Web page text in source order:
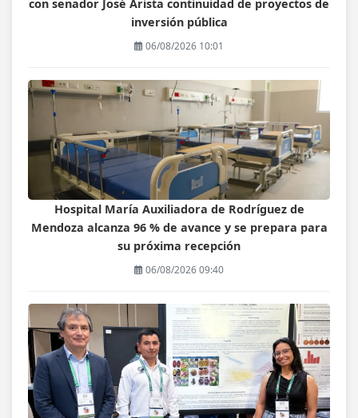
con senador José Arista continuidad de proyectos de
inversión pública
06/08/2026 10:01
Hospital María Auxiliadora de Rodríguez de
Mendoza alcanza 96 % de avance y se prepara para
su próxima recepción
06/08/2026 09:40